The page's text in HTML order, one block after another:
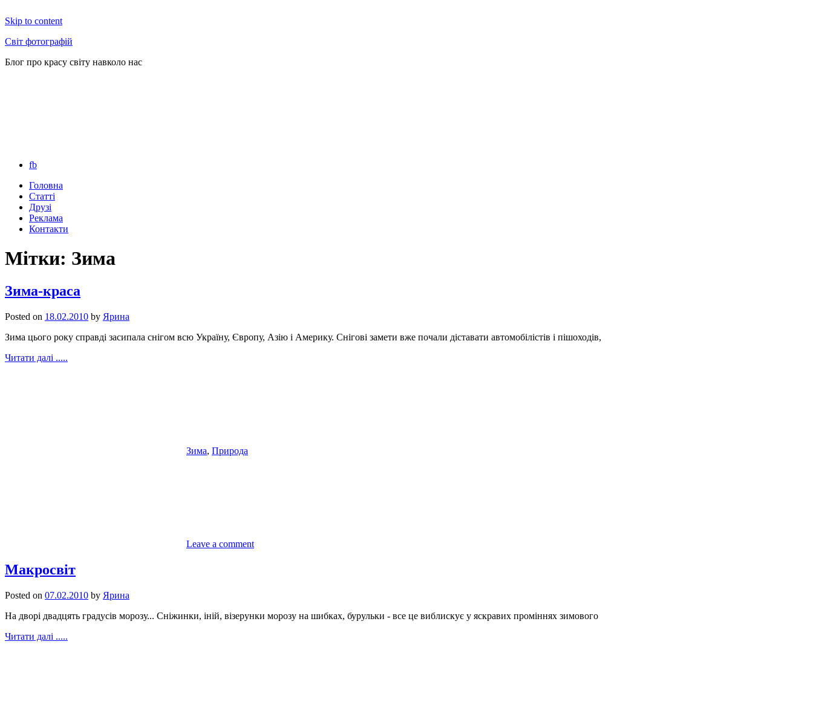
Skip to content
Світ фотографій
Блог про красу світу навколо нас
fb
Головна
Статті
Друзі
Реклама
Контакти
Мітки: Зима
Зима-краса
Posted on 18.02.2010 by Ярина
Зима цього року справді засипала снігом всю Україну, Європу, Азію і Америку. Снігові замети вже почали діставати автомобілістів і пішоходів,
Читати далі .....
Зима, Природа
Leave a comment
Макросвіт
Posted on 07.02.2010 by Ярина
На дворі двадцять градусів морозу... Сніжинки, іній, візерунки морозу на шибках, бурульки - все це виблискує у яскравих проміннях зимового
Читати далі .....